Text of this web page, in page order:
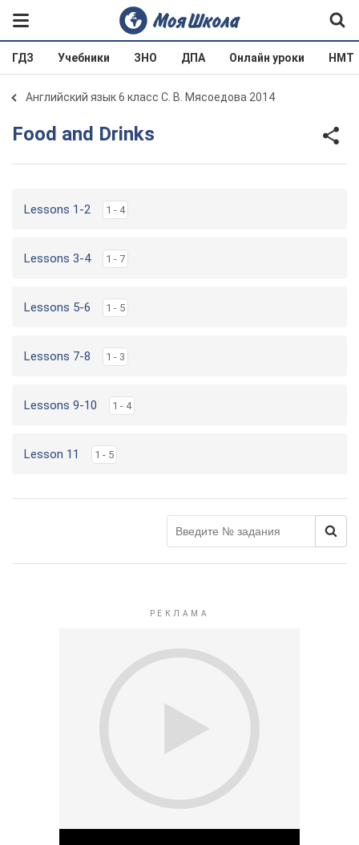
ГДЗ Учебники ЗНО ДПА Онлайн уроки НМТ
Английский язык 6 класс С. В. Мясоедова 2014
Food and Drinks
Lessons 1-2 1 - 4
Lessons 3-4 1 - 7
Lessons 5-6 1 - 5
Lessons 7-8 1 - 3
Lessons 9-10 1 - 4
Lesson 11 1 - 5